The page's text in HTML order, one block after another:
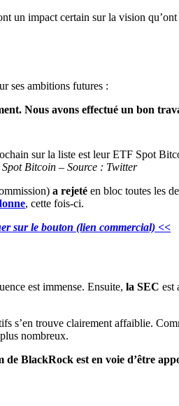
impact certain sur la vision
ses ambitions futures :
Nous avons effectué un bon
Bitcoin – Source : Twitter
a rejeté en bloc toutes les
, cette fois-ci.
sur le bouton (lien commercial) <<
est immense. Ensuite, la SEC est
s’en trouve clairement affaiblie.
nombreux.
BlackRock est en voie d’être